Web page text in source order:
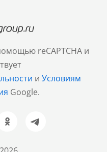
reCAPTCHA и
и Условиям
Google.